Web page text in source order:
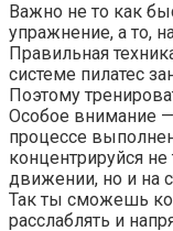
Важно не то как
упражнение, а то,
Правильная
системе пилатес
Поэтому
Особое внимание —
процессе
концентрируйся
движении, но и на
Так ты сможешь
расслаблять и